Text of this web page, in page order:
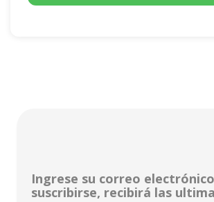
Ingrese su correo
suscribirse, recibirá las